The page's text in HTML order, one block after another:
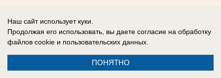
Наш сайт использует куки.
Продолжая его использовать, вы даете согласие на обработку
файлов cookie и пользовательских данных.
ПОНЯТНО